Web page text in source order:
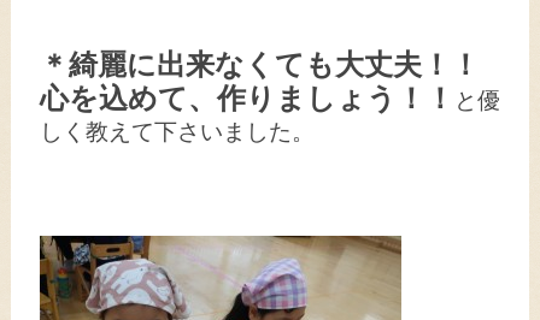
＊綺麗に出来なくても大丈夫！！
心を込めて、作りましょう！！ と優
しく教えて下さいました。